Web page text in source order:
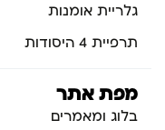
גלריית אומנות
תרפיית 4 היסודות
מפת אתר
בלוג ומאמרים